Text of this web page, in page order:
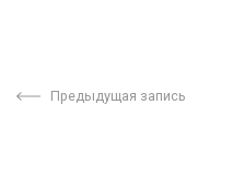
Предыдущая запись